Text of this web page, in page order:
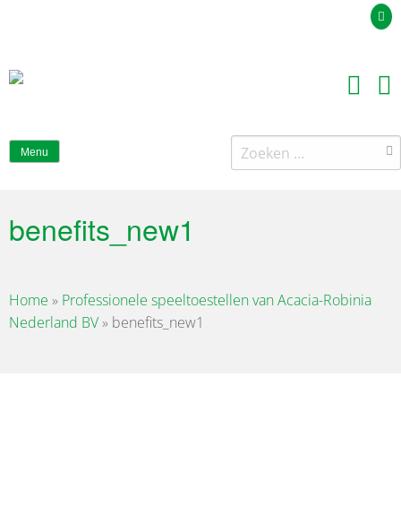
Menu
Zoeken
naar:
benefits_new1
Home » Professionele speeltoestellen van Acacia-Robinia
Nederland BV» benefits_new1